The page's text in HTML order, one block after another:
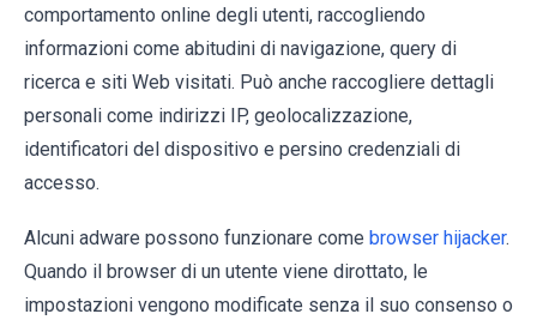
comportamento online degli utenti, raccogliendo
informazioni come abitudini di navigazione, query di
ricerca e siti Web visitati. Può anche raccogliere dettagli
personali come indirizzi IP, geolocalizzazione,
identificatori del dispositivo e persino credenziali di
accesso.
Alcuni adware possono funzionare come browser hijacker.
Quando il browser di un utente viene dirottato, le
impostazioni vengono modificate senza il suo consenso o